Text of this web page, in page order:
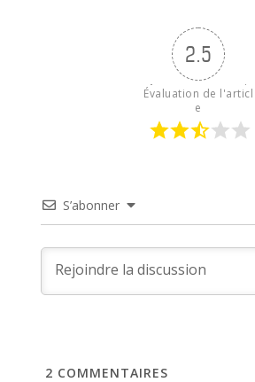
2.5
Évaluation de l'articl
e
S’abonner
2 COMMENTAIRES